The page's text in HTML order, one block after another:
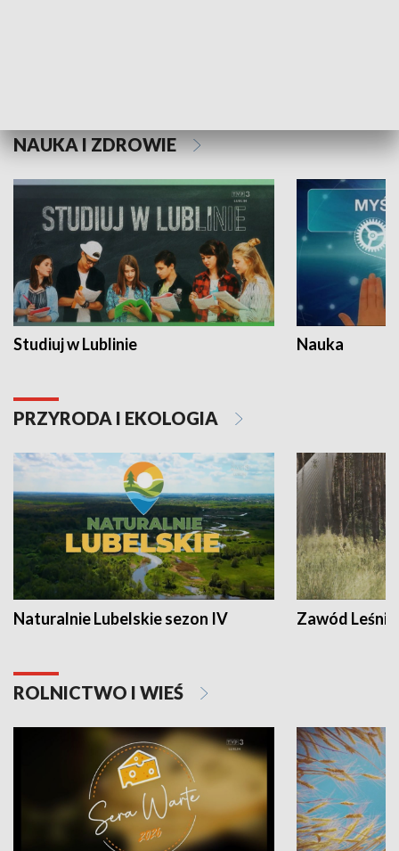
NAUKA I ZDROWIE
Studiuj w Lublinie Nauka
PRZYRODA I EKOLOGIA
Naturalnie Lubelskie sezon IV Zawód Leśnik
ROLNICTWO I WIEŚ